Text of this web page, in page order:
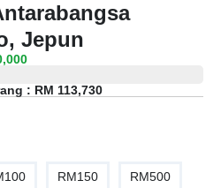
Jepun
: RM 113,730
RM150 RM500